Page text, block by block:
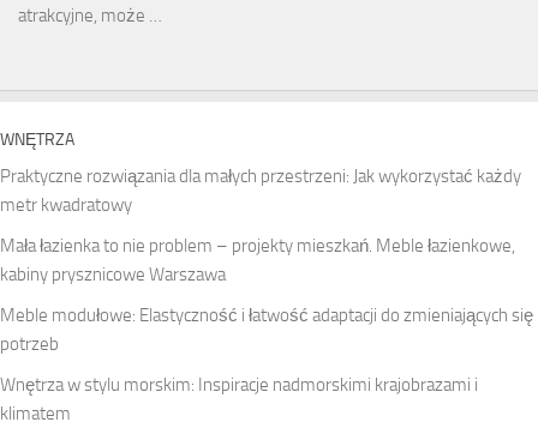
atrakcyjne, może …
WNĘTRZA
Praktyczne rozwiązania dla małych przestrzeni: Jak wykorzystać każdy
metr kwadratowy
Mała łazienka to nie problem – projekty mieszkań. Meble łazienkowe,
kabiny prysznicowe Warszawa
Meble modułowe: Elastyczność i łatwość adaptacji do zmieniających się
potrzeb
Wnętrza w stylu morskim: Inspiracje nadmorskimi krajobrazami i
klimatem